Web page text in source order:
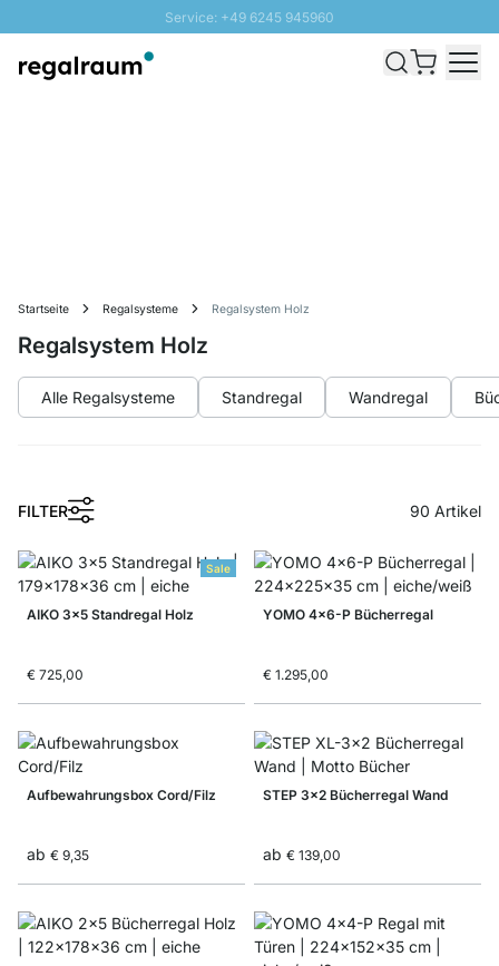
Service: +49 6245 945960
Schnelle Lieferung - Gratis Versand ab 100€
Startseite Regalsysteme Regalsystem Holz
Regalsystem Holz
Alle Regalsysteme Standregal Wandregal
FILTER 90 Artikel
Sale
AIKO 3x5 Standregal Holz
€ 725,00
YOMO 4x6-P Bücherregal
€ 1.295,00
Aufbewahrungsbox Cord/Filz
ab € 9,35
STEP 3x2 Bücherregal Wand
ab € 139,00